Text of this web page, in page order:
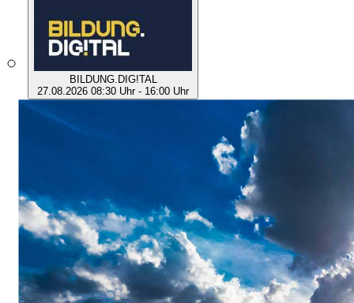
BILDUNG.DIG!TAL
27.08.2026 08:30 Uhr - 16:00 Uhr